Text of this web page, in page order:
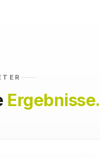
Ergebnisse.